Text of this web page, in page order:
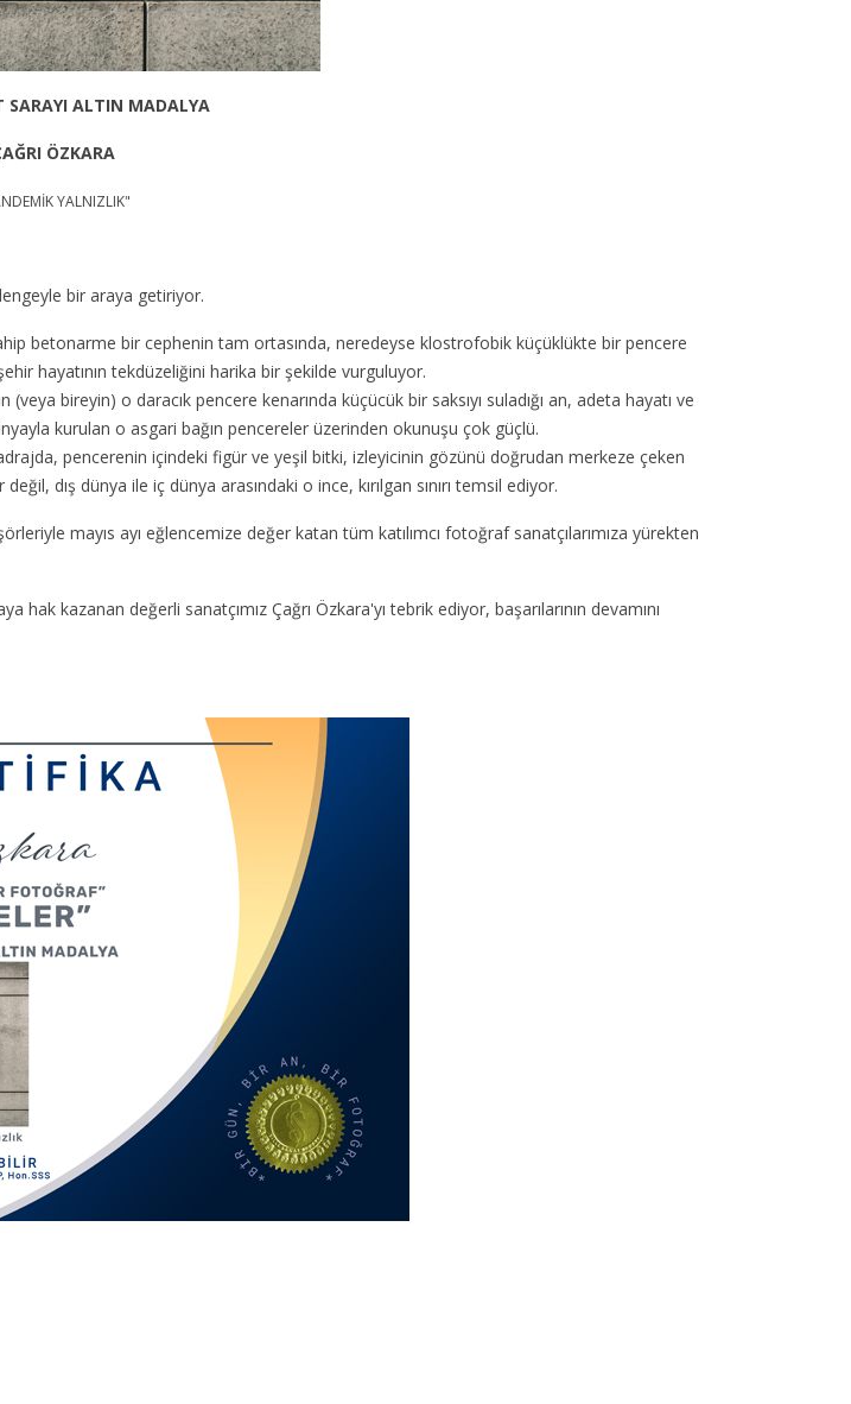
SARAYI ALTIN MADALYA
ÖZKARA
YALNIZLIK"
bir araya getiriyor.
betonarme bir cephenin tam ortasında, neredeyse klostrofobik küçüklükte bir pencere
hayatının tekdüzeliğini harika bir şekilde vurguluyor.
(veya bireyin) o daracık pencere kenarında küçücük bir saksıyı suladığı an, adeta hayatı ve
kurulan o asgari bağın pencereler üzerinden okunuşu çok güçlü.
pencerenin içindeki figür ve yeşil bitki, izleyicinin gözünü doğrudan merkeze çeken
dış dünya ile iç dünya arasındaki o ince, kırılgan sınırı temsil ediyor.
mayıs ayı eğlencemize değer katan tüm katılımcı fotoğraf sanatçılarımıza yürekten
hak kazanan değerli sanatçımız Çağrı Özkara'yı tebrik ediyor, başarılarının devamını